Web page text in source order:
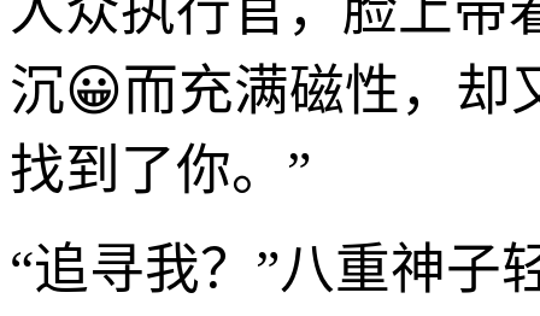
沉😀而充满磁性，却
找到了你。”
“追寻我？”八重神子